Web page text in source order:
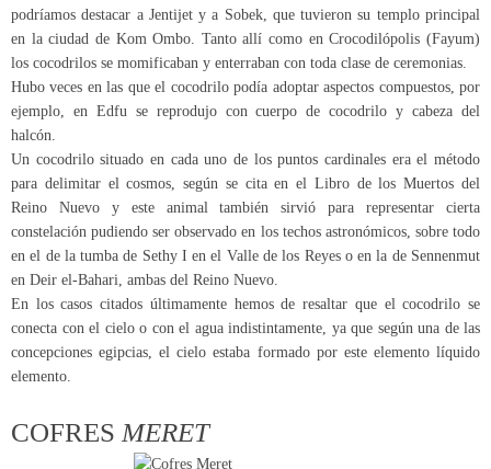
podríamos destacar a Jentijet y a Sobek, que tuvieron su templo principal
en la ciudad de Kom Ombo. Tanto allí como en Crocodilópolis (Fayum)
los cocodrilos se momificaban y enterraban con toda clase de ceremonias.
Hubo veces en las que el cocodrilo podía adoptar aspectos compuestos, por
ejemplo, en Edfu se reprodujo con cuerpo de cocodrilo y cabeza del
halcón.
Un cocodrilo situado en cada uno de los puntos cardinales era el método
para delimitar el cosmos, según se cita en el Libro de los Muertos del
Reino Nuevo y este animal también sirvió para representar cierta
constelación pudiendo ser observado en los techos astronómicos, sobre todo
en el de la tumba de Sethy I en el Valle de los Reyes o en la de Sennenmut
en Deir el-Bahari, ambas del Reino Nuevo.
En los casos citados últimamente hemos de resaltar que el cocodrilo se
conecta con el cielo o con el agua indistintamente, ya que según una de las
concepciones egipcias, el cielo estaba formado por este elemento líquido
elemento.
COFRES MERET